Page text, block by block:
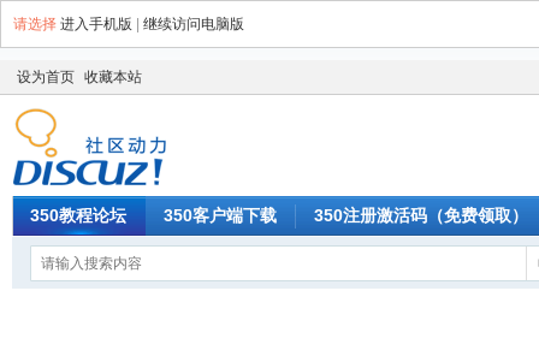
请选择 进入手机版 继续访问电脑版
设为首页 收藏本站
350教程论坛 350客户端下载 350注册激活码（免费领取）